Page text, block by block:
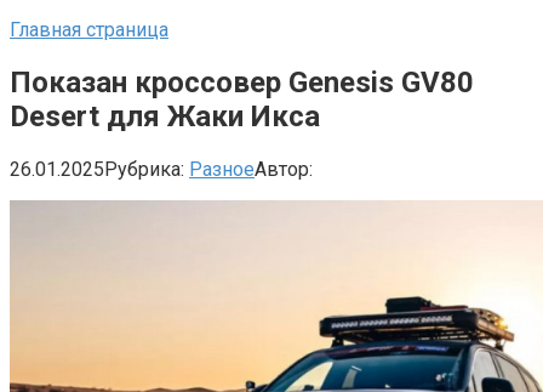
Главная страница
Показан кроссовер Genesis GV80
Desert для Жаки Икса
26.01.2025Рубрика: РазноеАвтор: